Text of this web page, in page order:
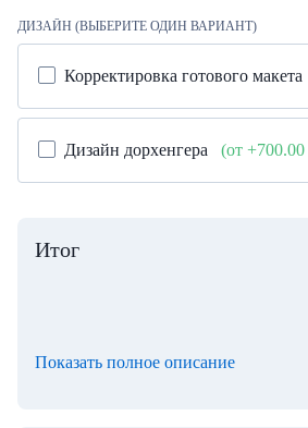
ДИЗАЙН (ВЫБЕРИТЕ ОДИН ВАРИАНТ)
Корректировка готового макета
Дизайн дорхенгера (от +700.00
Итог
Показать полное описание